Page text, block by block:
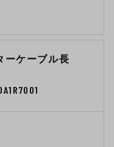
ーケーブル長